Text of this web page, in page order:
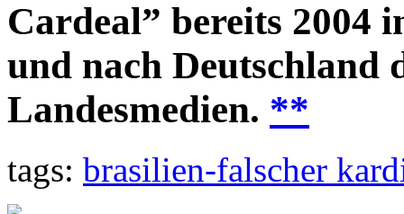
Cardeal” bereits 2004
und nach Deutschland
Landesmedien. **
tags: brasilien-falscher